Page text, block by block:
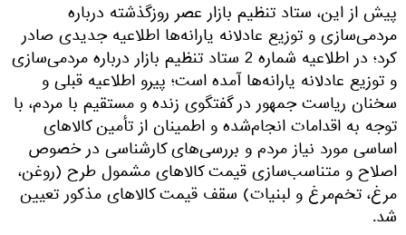
پیش از این، ستاد تنظیم بازار عصر روزگذشته درباره
مردمی‌سازی و توزیع عادلانه یارانه‌ها اطلاعیه جدیدی صادر
کرد؛ در اطلاعیه شماره 2 ستاد تنظیم بازار درباره مردمی‌سازی
و توزیع عادلانه یارانه‌ها آمده است؛ پیرو اطلاعیه قبلی و
سخنان ریاست جمهور در گفتگوی زنده و مستقیم با مردم، با
توجه به اقدامات انجام‌شده و اطمینان از تأمین کالاهای
اساسی مورد نیاز مردم و بررسی‌های کارشناسی در خصوص
اصلاح و متناسب‌سازی قیمت کالاهای مشمول طرح (روغن،
مرغ، تخم‌مرغ و لبنیات) سقف قیمت کالاهای مذکور تعیین
شد.